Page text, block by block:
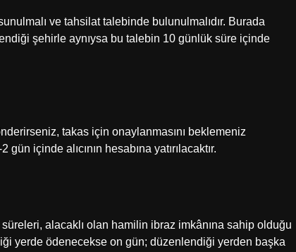
ve tahsilat talebinde bulunulmalıdır. Burada
şehirle aynıysa bu talebin 10 günlük süre içinde
takas için onaylanmasını beklemeniz
içinde alıcının hesabına yatırılacaktır.
alacaklı olan hamilin ibraz imkânına sahip olduğu
yerde ödenecekse on gün; düzenlendiği yerden başka